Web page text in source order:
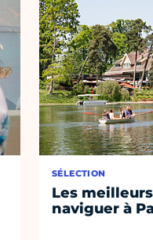
SÉLECTION
Les
naviguer à